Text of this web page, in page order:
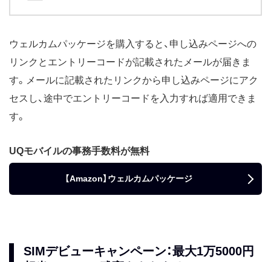
ウェルカムパッケージを購入すると、申し込みページへの
リンクとエントリーコードが記載されたメールが届きま
す。メールに記載されたリンクから申し込みページにアク
セスし、途中でエントリーコードを入力すれば適用できま
す。
UQモバイルの事務手数料が無料
【Amazon】ウェルカムパッケージ
SIMデビューキャンペーン：最大1万5000円